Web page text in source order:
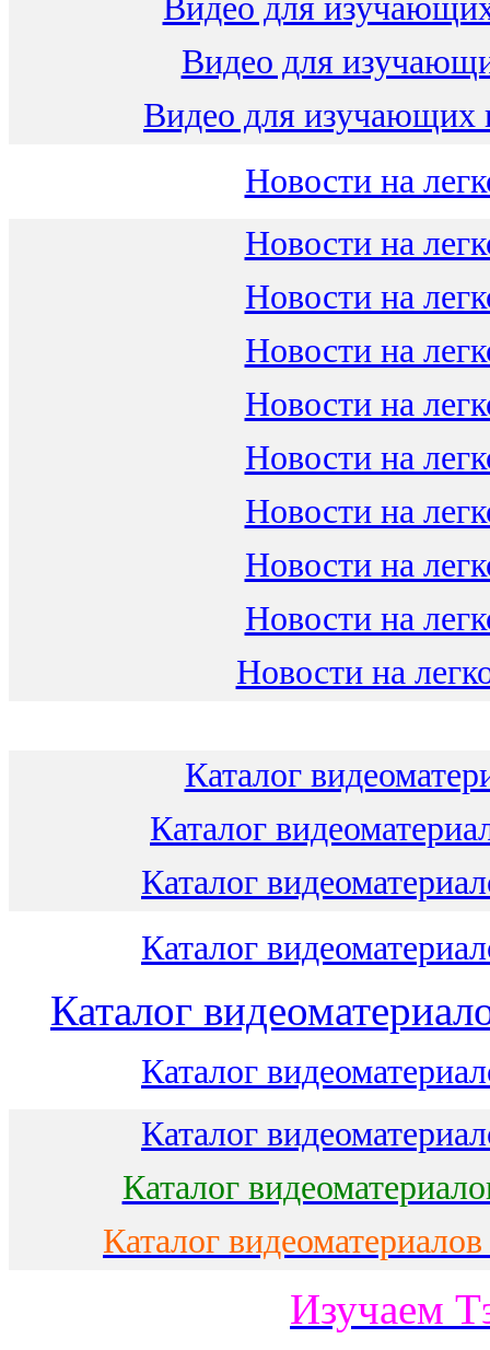
Видео для
Видео для
Видео для изучающих
Новости на
Новости на
Новости на
Новости на
Новости на
Новости на
Новости на
Новости на
Новости на
Новости на
Каталог
Каталог
Каталог
Каталог
Каталог
Каталог
Каталог
Каталог
Каталог
Изучаем